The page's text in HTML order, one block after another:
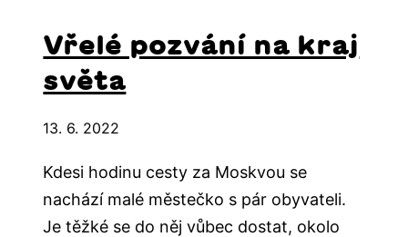
Vřelé pozvání na kraj
světa
13. 6. 2022
Kdesi hodinu cesty za Moskvou se
nachází malé městečko s pár obyvateli.
Je těžké se do něj vůbec dostat, okolo